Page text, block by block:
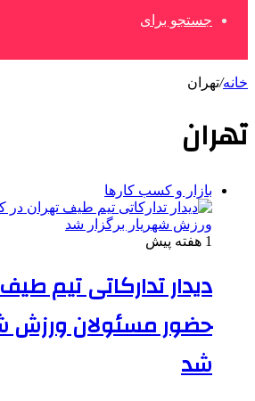
جستجو برای
خانه/تهران
تهران
بازار و کسب کارها
1 هفته پیش
دیدار تدارکاتی تیم
حضور مسئولان ورزش
شد